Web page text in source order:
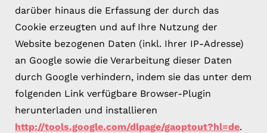
darüber hinaus die Erfassung der durch das
Cookie erzeugten und auf Ihre Nutzung der
Website bezogenen Daten (inkl. Ihrer IP-Adresse)
an Google sowie die Verarbeitung dieser Daten
durch Google verhindern, indem sie das unter dem
folgenden Link verfügbare Browser-Plugin
herunterladen und installieren
http://tools.google.com/dlpage/gaoptout?hl=de.